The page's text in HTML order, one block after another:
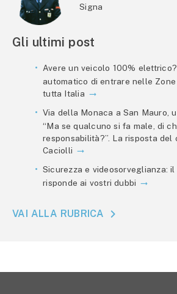
Signa
Gli ultimi post
Avere un veicolo 100%
automatico di entrare nelle
tutta Italia
Via della Monaca a San Mauro,
“Ma se qualcuno si fa male, di
responsabilità?”. La risposta del
Caciolli
Sicurezza e videosorveglianza:
risponde ai vostri dubbi
VAI ALLA RUBRICA